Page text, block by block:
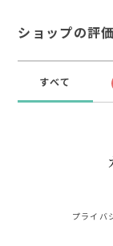
ショップの評価
すべて
プライバ